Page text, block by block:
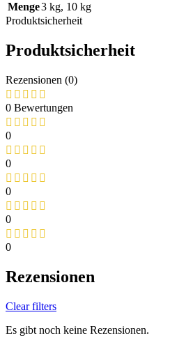
Menge3 kg, 10 kg
Produktsicherheit
Produktsicherheit
Rezensionen (0)
0 Bewertungen
0
0
0
0
0
Rezensionen
Clear filters
Es gibt noch keine Rezensionen.